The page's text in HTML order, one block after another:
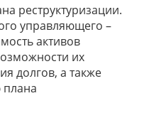
реструктуризации.
управляющего –
активов
их
долгов, а также